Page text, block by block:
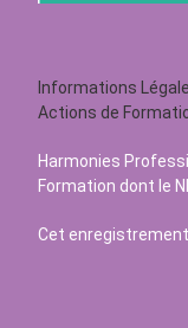
Informations
Actions de
Harmonies
Formation dont le
Cet